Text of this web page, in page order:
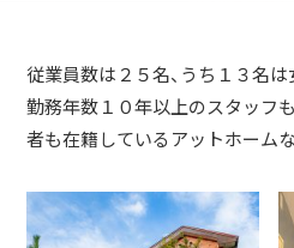
従業員数は２５名、うち１３名は
勤務年数１０年以上のスタッフ
者も在籍しているアットホーム